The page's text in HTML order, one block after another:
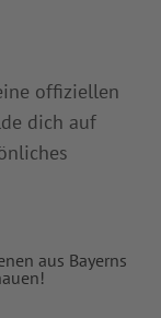
offiziellen
dich auf
aus Bayerns